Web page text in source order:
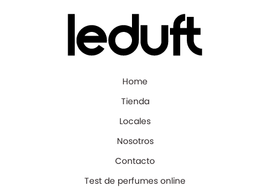
Home
Tienda
Locales
Nosotros
Contacto
Test de perfumes online